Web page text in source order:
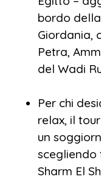
bordo
Giordania,
Petra,
del Wadi
Per chi
relax, il
un
scegliendo
Sharm El